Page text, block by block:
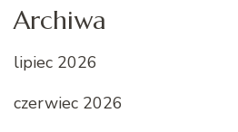
Archiwa
lipiec 2026
czerwiec 2026